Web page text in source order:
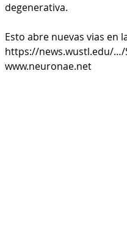
degenerativa.
Esto abre nuevas vias en
https://news.wustl.edu/
www.neuronae.net